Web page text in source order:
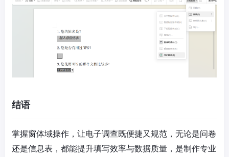
结语
掌握窗体域操作，让电子调查既便捷又规范，无论是问卷
还是信息表，都能提升填写效率与数据质量，是制作专业